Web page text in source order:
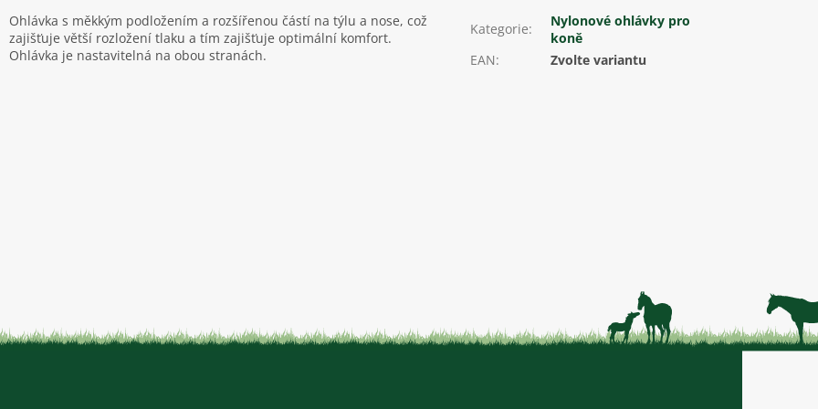
Ohlávka s měkkým podložením a rozšířenou částí na týlu a nose, což
zajišťuje větší rozložení tlaku a tím zajišťuje optimální komfort.
Ohlávka je nastavitelná na obou stranách.
Kategorie:
Nylonové ohlávky pro
koně
EAN: Zvolte variantu